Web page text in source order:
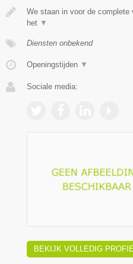
We staan in voor de complete
het ▼
Diensten onbekend
Openingstijden ▼
Sociale media:
BEKIJK VOLLEDIG